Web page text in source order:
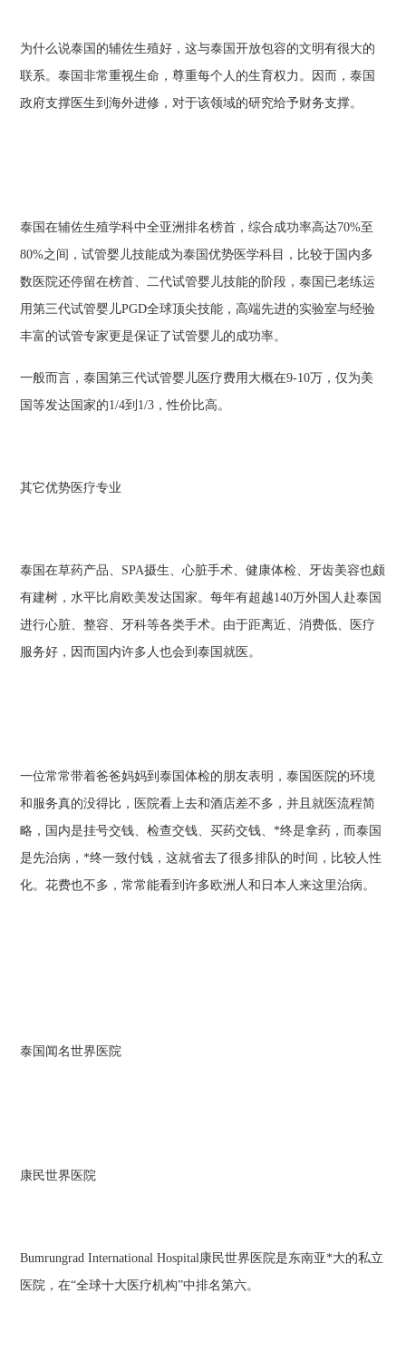
为什么说泰国的辅佐生殖好，这与泰国开放包容的文明有很大的
联系。泰国非常重视生命，尊重每个人的生育权力。因而，泰国
政府支撑医生到海外进修，对于该领域的研究给予财务支撑。
泰国在辅佐生殖学科中全亚洲排名榜首，综合成功率高达70%至
80%之间，试管婴儿技能成为泰国优势医学科目，比较于国内多
数医院还停留在榜首、二代试管婴儿技能的阶段，泰国已老练运
用第三代试管婴儿PGD全球顶尖技能，高端先进的实验室与经验
丰富的试管专家更是保证了试管婴儿的成功率。
一般而言，泰国第三代试管婴儿医疗费用大概在9-10万，仅为美
国等发达国家的1/4到1/3，性价比高。
其它优势医疗专业
泰国在草药产品、SPA摄生、心脏手术、健康体检、牙齿美容也颇
有建树，水平比肩欧美发达国家。每年有超越140万外国人赴泰国
进行心脏、整容、牙科等各类手术。由于距离近、消费低、医疗
服务好，因而国内许多人也会到泰国就医。
一位常常带着爸爸妈妈到泰国体检的朋友表明，泰国医院的环境
和服务真的没得比，医院看上去和酒店差不多，并且就医流程简
略，国内是挂号交钱、检查交钱、买药交钱、*终是拿药，而泰国
是先治病，*终一致付钱，这就省去了很多排队的时间，比较人性
化。花费也不多，常常能看到许多欧洲人和日本人来这里治病。
泰国闻名世界医院
康民世界医院
Bumrungrad International Hospital康民世界医院是东南亚*大的私立
医院，在“全球十大医疗机构”中排名第六。